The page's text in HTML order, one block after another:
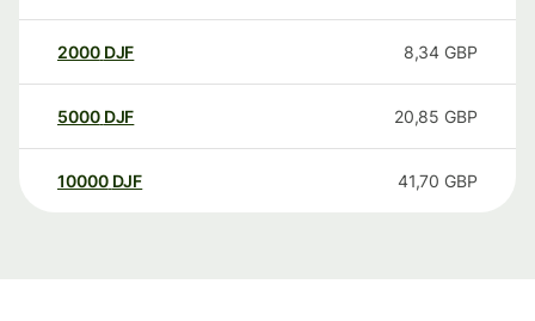
2000 DJF 8,34 GBP
5000 DJF 20,85 GBP
10000 DJF 41,70 GBP